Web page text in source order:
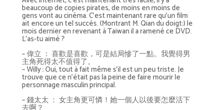
beaucoup de copies pirates, de moins en moins de
gens vont au cinéma. C’est maintenant rare qu’un film
ait encore un tel succès. (Montrant M. Qian du doigt:) le
mois dernier en revenant à Taiwan il a ramené ce DVD.
L’as-tu aimé ?
– 偉立 ： 喜歡是喜歡，可是結局慘了一點。我覺得男
主角死得太不值得了。
– Willy : Oui, tout à fait même s’il est un peu triste. Je
trouve que ce n’était pas la peine de faire mourir le
personnage masculin principal.
– 錢太太 ： 女主角更可憐！她一個人以後要怎麼活下